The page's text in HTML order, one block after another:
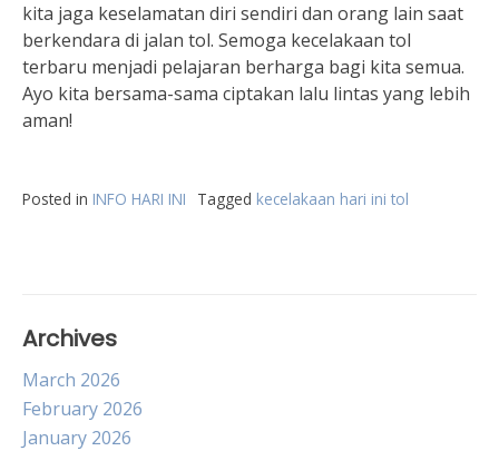
kita jaga keselamatan diri sendiri dan orang lain saat
berkendara di jalan tol. Semoga kecelakaan tol
terbaru menjadi pelajaran berharga bagi kita semua.
Ayo kita bersama-sama ciptakan lalu lintas yang lebih
aman!
Posted in INFO HARI INI Tagged kecelakaan hari ini tol
Archives
March 2026
February 2026
January 2026